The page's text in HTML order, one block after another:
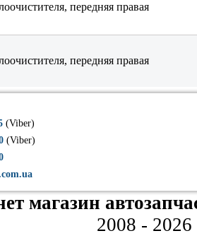
передняя правая
передняя правая
(Viber)
(Viber)
магазин
2008 - 2026